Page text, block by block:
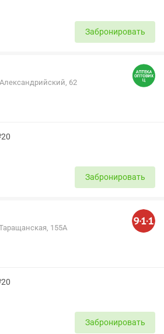
Забронировать
62
Забронировать
155А
Забронировать